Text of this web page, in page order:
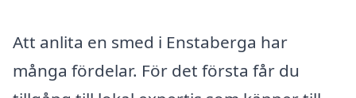
Att anlita en smed i Enstaberga har
många fördelar. För det första får du